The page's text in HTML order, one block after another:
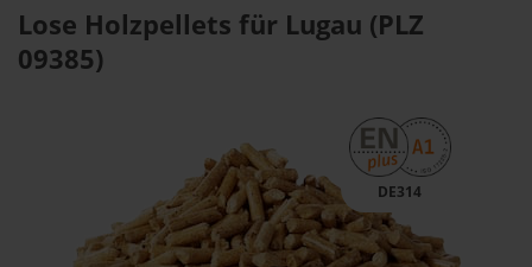
Lose Holzpellets für Lugau (PLZ
09385)
DE314